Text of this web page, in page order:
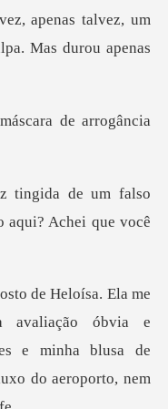
apenas
de arrogânc
m falso
aqui
avaliação óbvia e
e minha blusa de